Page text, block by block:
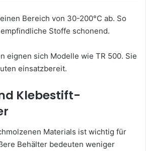
Bereich von 30-200°C ab. So
Stoffe schonend.
eignen sich Modelle wie TR 500. Sie
einsatzbereit.
Klebestift-
Materials ist wichtig für
Behälter bedeuten weniger